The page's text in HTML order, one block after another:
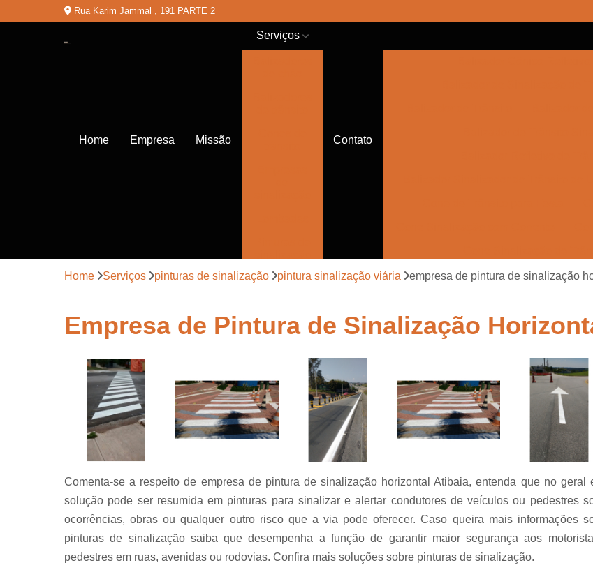
Rua Karim Jammal , 191 PARTE 2
Home Empresa Missão
Serviços
Placas de
segurança
para rodovia
Sinalização
de obra
Sinalização
horizontal
Sinalização
Sinalizações
verticais
Tachões
Contato
Cone Sinalizador de Trânsito
Empresa de Sinalização de
Empresa de Sinalização Vertical
Empresa Sinalização de
Lombada com Faixa de
Lombada de Rua
Lombada para Estacionamento
Lombada Trânsito
Pintura de
Pintura Placa de Sinalização
Pintura Sinalização de
Home Serviços pinturas de sinalização pintura sinalização viária empresa de pintura de sinalização
Empresa de Pintura de Sinalização
Comenta-se a respeito de empresa de pintura de sinalização horizontal Atibaia, entenda que no geral
solução pode ser resumida em pinturas para sinalizar e alertar condutores de veículos ou pedestres
ocorrências, obras ou qualquer outro risco que a via pode oferecer. Caso queira mais informações
pinturas de sinalização saiba que desempenha a função de garantir maior segurança aos
pedestres em ruas, avenidas ou rodovias. Confira mais soluções sobre pinturas de sinalização.